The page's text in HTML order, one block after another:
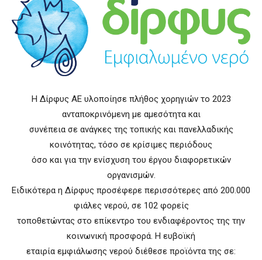
Η Δίρφυς ΑΕ υλοποίησε πλήθος χορηγιών το 2023
ανταποκρινόμενη με αμεσότητα και
συνέπεια σε ανάγκες της τοπικής και πανελλαδικής
κοινότητας, τόσο σε κρίσιμες περιόδους
όσο και για την ενίσχυση του έργου διαφορετικών
οργανισμών.
Ειδικότερα η Δίρφυς προσέφερε περισσότερες από 200.000
φιάλες νερού, σε 102 φορείς
τοποθετώντας στο επίκεντρο του ενδιαφέροντος της την
κοινωνική προσφορά. Η ευβοϊκή
εταιρία εμφιάλωσης νερού διέθεσε προϊόντα της σε: